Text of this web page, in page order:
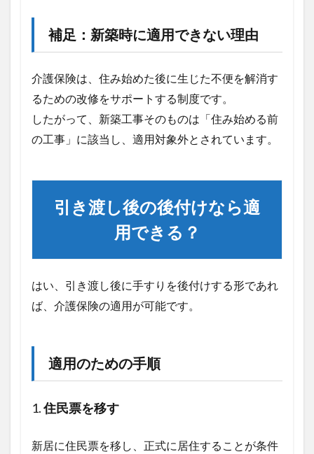
めの
手順
介護
を利
用す
るこ
とで
る？
り設
置費
ショ
ン
まと
な対
補足：新築時に適用できない理由
介護保険は、住み始めた後に生じた不便を解消す
るための改修をサポートする制度です。
したがって、新築工事そのものは「住み始める前
の工事」に該当し、適用対象外とされています。
引き渡し後の後付けなら適
用できる？
はい、引き渡し後に手すりを後付けする形であれ
ば、介護保険の適用が可能です。
適用のための手順
1.住民票を移す
新居に住民票を移し、正式に居住することが条件